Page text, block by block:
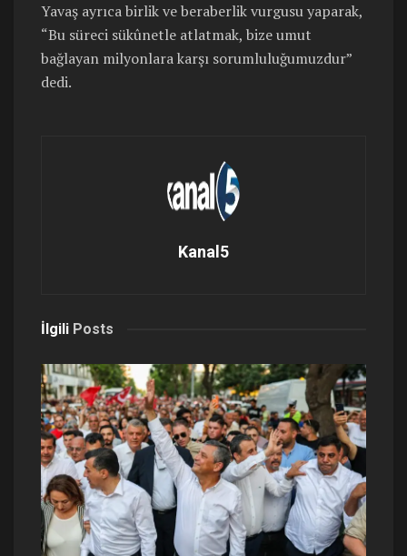
Yavaş ayrıca birlik ve beraberlik vurgusu yaparak,
“Bu süreci sükûnetle atlatmak, bize umut
bağlayan milyonlara karşı sorumluluğumuzdur”
dedi.
Kanal5
İlgili Posts